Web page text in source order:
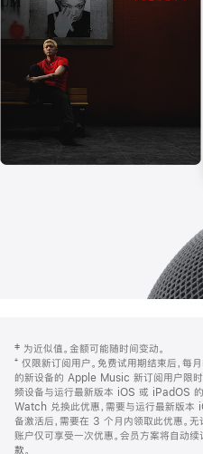
打
开)
页
页
脚
注
‡ 为近似值。金额可能随时间变动。
⁺ 仅限新订阅用户。免费试用期结束后，每
的新设备的 Apple Music 新订阅用户限时
频设备与运行最新版本 iOS 或 iPadOS
Watch 兑换此优惠，需要与运行最新版本
备激活后，需要在 3 个月内领取此优惠。
账户仅可享受一次优惠。会员方案将自动续
款。